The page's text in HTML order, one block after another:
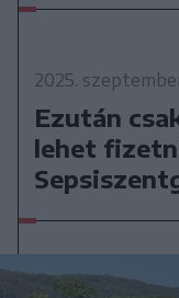
2025.
Ezután
lehet